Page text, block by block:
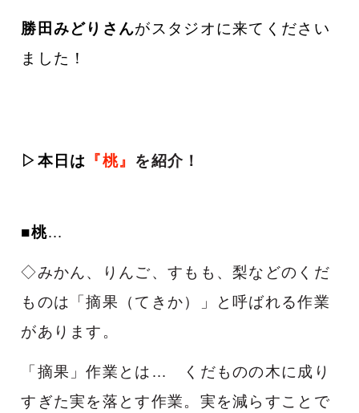
勝田みどりさんがスタジオに来てください
ました！
▷本日は 『桃』 を紹介 ！
■桃…
◇みかん、りんご、すもも、梨などのくだ
ものは「摘果（てきか）」と呼ばれる作業
があります。
「摘果」作業とは… くだものの木に成り
すぎた実を落とす作業。 実を減らすことで